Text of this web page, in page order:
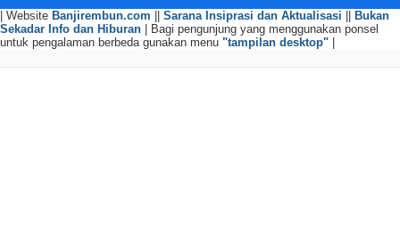
| Website Banjirembun.com || Sarana Insiprasi dan Aktualisasi || Bukan
Sekadar Info dan Hiburan | Bagi pengunjung yang menggunakan ponsel
untuk pengalaman berbeda gunakan menu "tampilan desktop" |